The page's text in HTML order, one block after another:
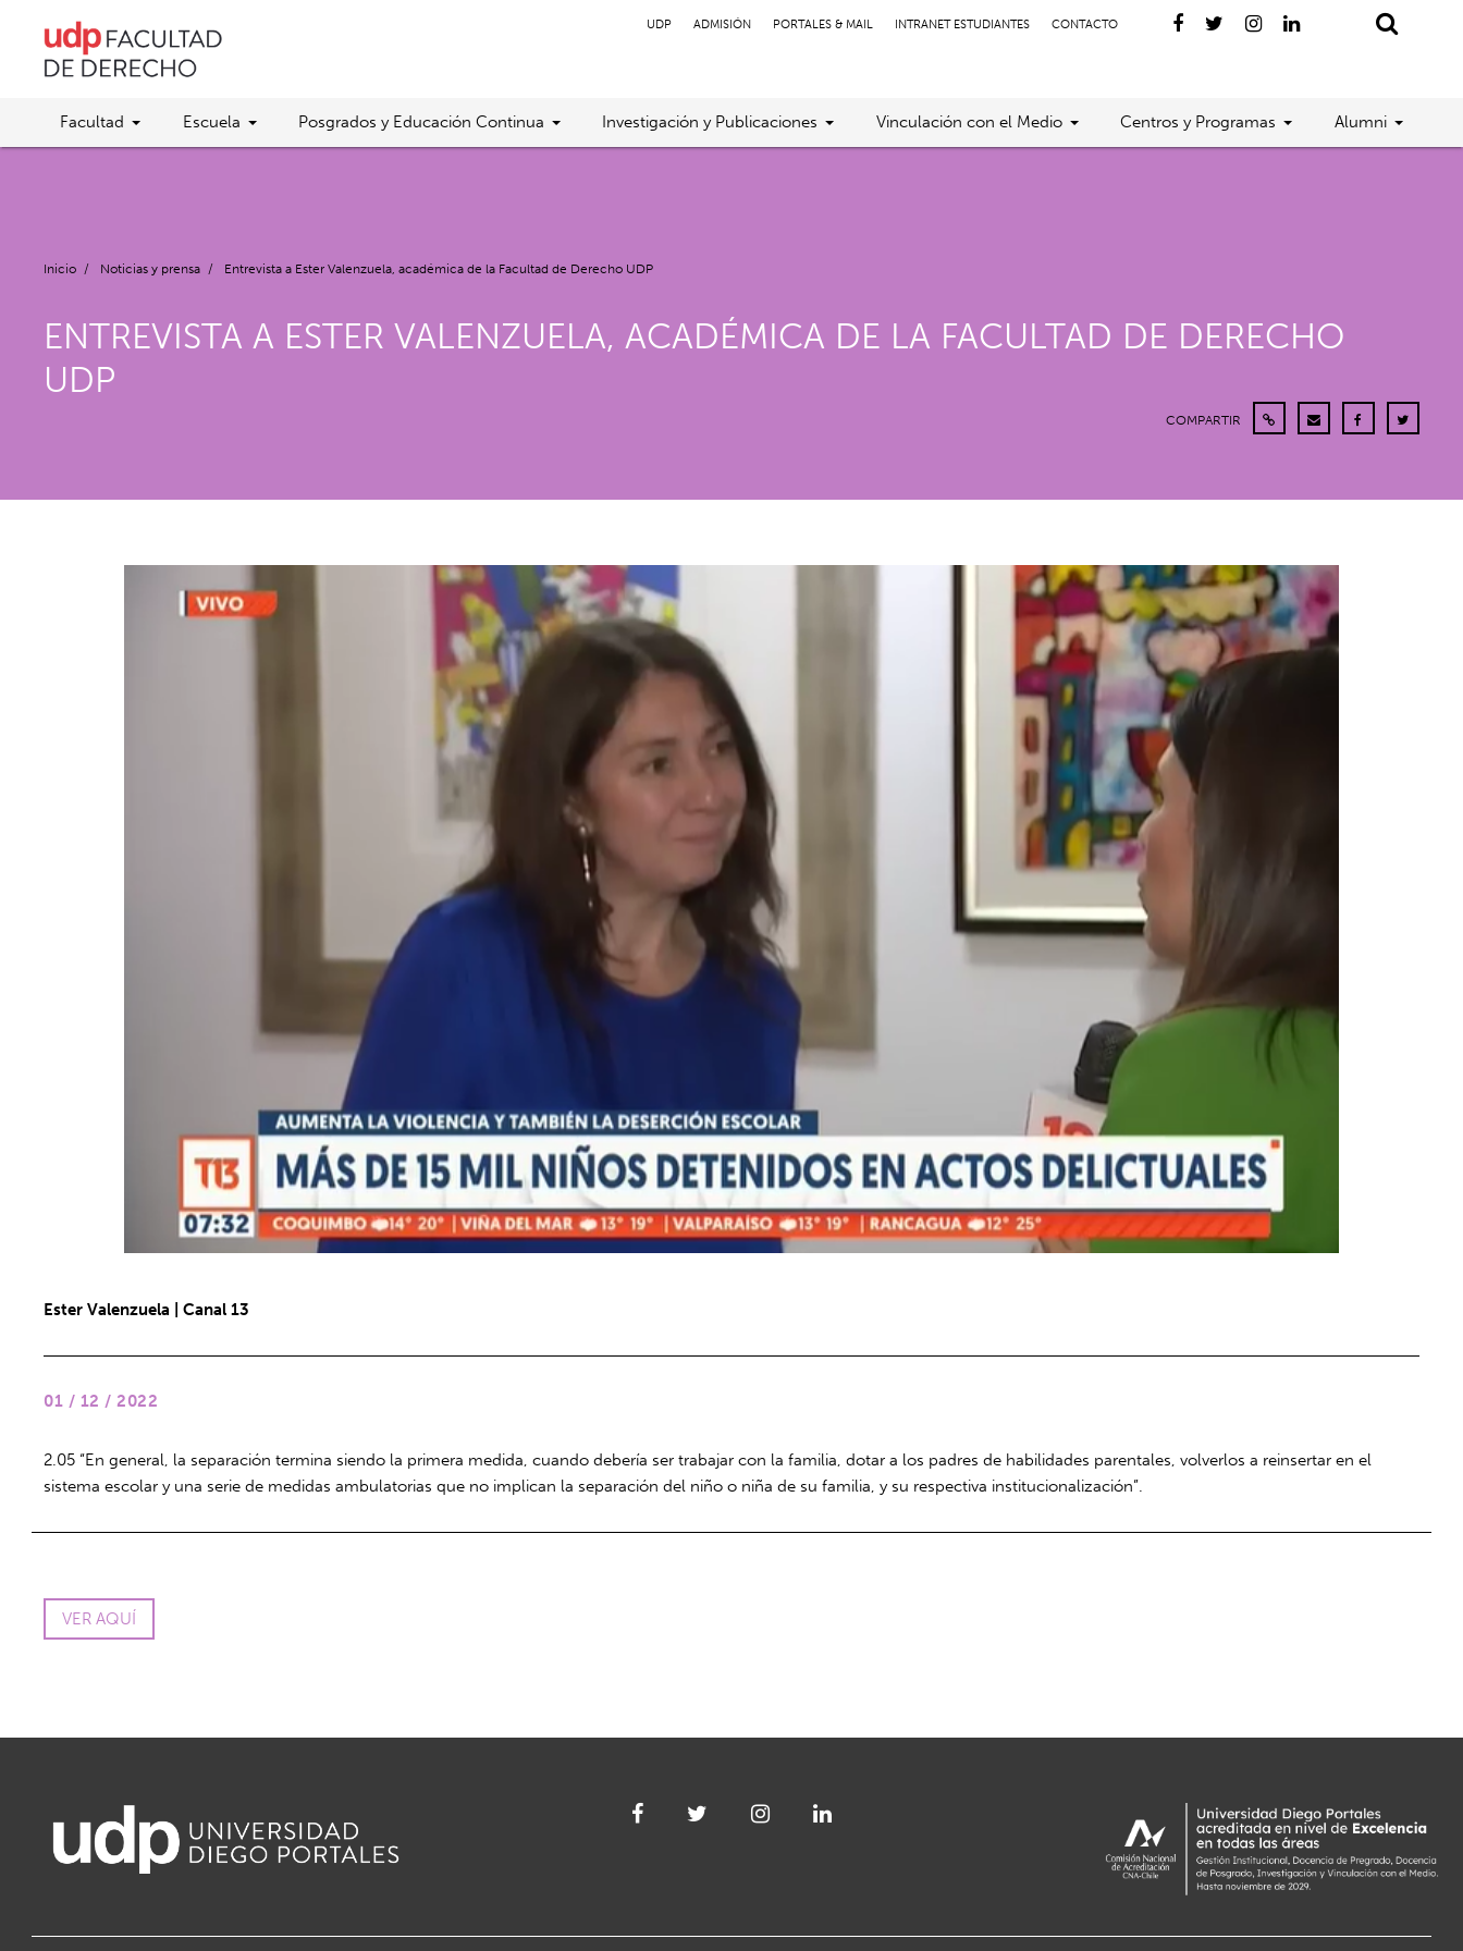
UDP ADMISIÓN PORTALES & MAIL INTRANET ESTUDIANTES CONTACTO
Facultad Escuela Posgrados y Educación Continua Investigación y Publicaciones Vinculación con el Medio Centros y Programas Alumni
Inicio / Noticias y prensa / Entrevista a Ester Valenzuela, académica de la Facultad de Derecho UDP
ENTREVISTA A ESTER VALENZUELA, ACADÉMICA DE LA FACULTAD DE DERECHO
UDP
COMPARTIR
Ester Valenzuela | Canal 13
01 / 12 / 2022
2.05 “En general, la separación termina siendo la primera medida, cuando debería ser trabajar con la familia, dotar a los padres de habilidades parentales, volverlos a reinsertar en el
sistema escolar y una serie de medidas ambulatorias que no implican la separación del niño o niña de su familia, y su respectiva institucionalización”.
VER AQUÍ